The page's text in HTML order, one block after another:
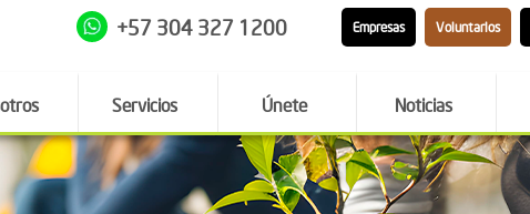
+57 304 327 1200 Empresas Voluntarios
Servicios Únete Noticias